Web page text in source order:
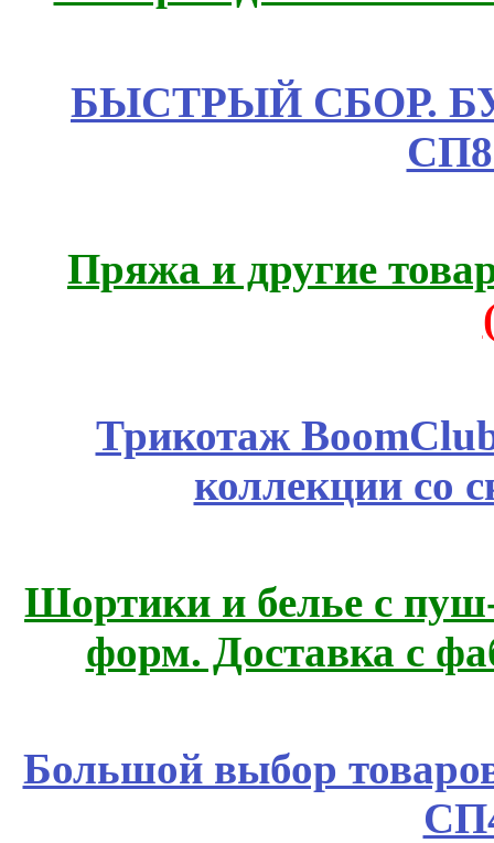
БЫСТРЫЙ СБОР.
Пряжа и другие
Трикотаж
коллекции со
Шортики и белье с
форм. Доставка с
Большой выбор